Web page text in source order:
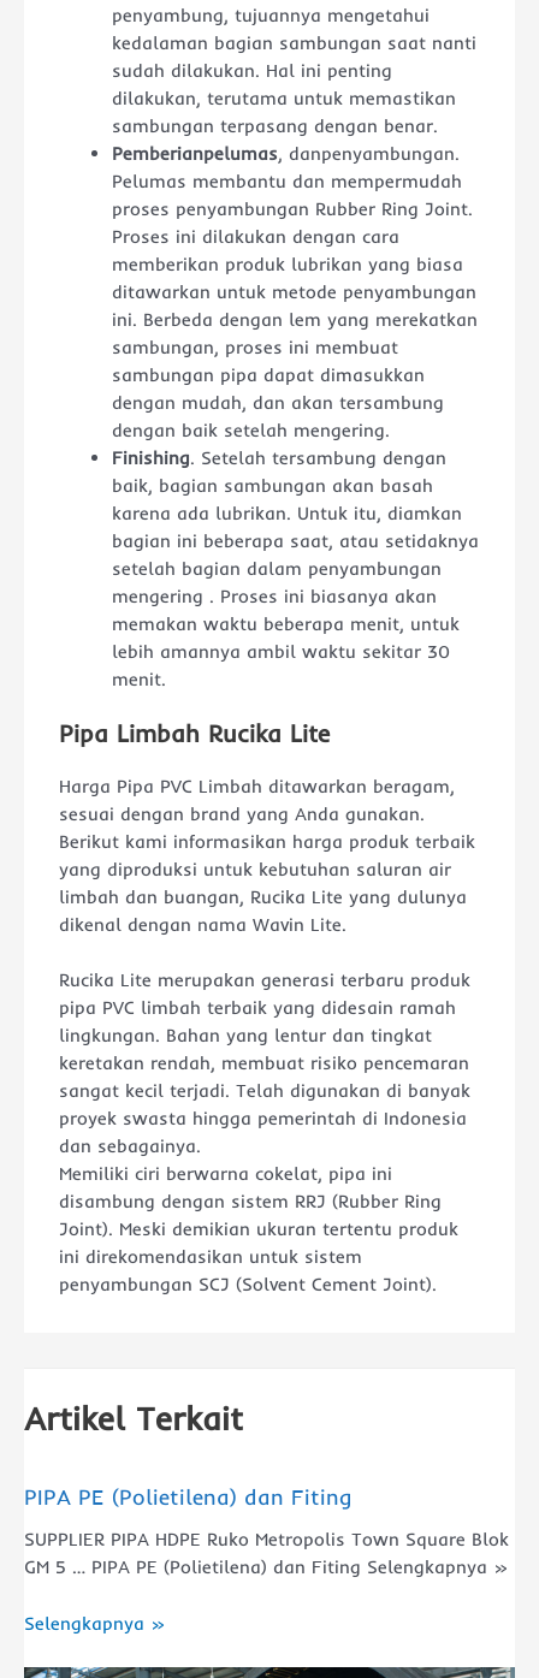
penyambung, tujuannya mengetahui
kedalaman bagian sambungan saat nanti
sudah dilakukan. Hal ini penting
dilakukan, terutama untuk memastikan
sambungan terpasang dengan benar.
Pemberianpelumas, danpenyambungan.
Pelumas membantu dan mempermudah
proses penyambungan Rubber Ring Joint.
Proses ini dilakukan dengan cara
memberikan produk lubrikan yang biasa
ditawarkan untuk metode penyambungan
ini. Berbeda dengan lem yang merekatkan
sambungan, proses ini membuat
sambungan pipa dapat dimasukkan
dengan mudah, dan akan tersambung
dengan baik setelah mengering.
Finishing. Setelah tersambung dengan
baik, bagian sambungan akan basah
karena ada lubrikan. Untuk itu, diamkan
bagian ini beberapa saat, atau setidaknya
setelah bagian dalam penyambungan
mengering . Proses ini biasanya akan
memakan waktu beberapa menit, untuk
lebih amannya ambil waktu sekitar 30
menit.
Pipa Limbah Rucika Lite
Harga Pipa PVC Limbah ditawarkan beragam,
sesuai dengan brand yang Anda gunakan.
Berikut kami informasikan harga produk terbaik
yang diproduksi untuk kebutuhan saluran air
limbah dan buangan, Rucika Lite yang dulunya
dikenal dengan nama Wavin Lite.
Rucika Lite merupakan generasi terbaru produk
pipa PVC limbah terbaik yang didesain ramah
lingkungan. Bahan yang lentur dan tingkat
keretakan rendah, membuat risiko pencemaran
sangat kecil terjadi. Telah digunakan di banyak
proyek swasta hingga pemerintah di Indonesia
dan sebagainya.
Memiliki ciri berwarna cokelat, pipa ini
disambung dengan sistem RRJ (Rubber Ring
Joint). Meski demikian ukuran tertentu produk
ini direkomendasikan untuk sistem
penyambungan SCJ (Solvent Cement Joint).
Artikel Terkait
PIPA PE (Polietilena) dan Fiting
SUPPLIER PIPA​ HDPE Ruko Metropolis Town Square Blok
GM 5 … PIPA PE (Polietilena) dan Fiting Selengkapnya »
Selengkapnya »